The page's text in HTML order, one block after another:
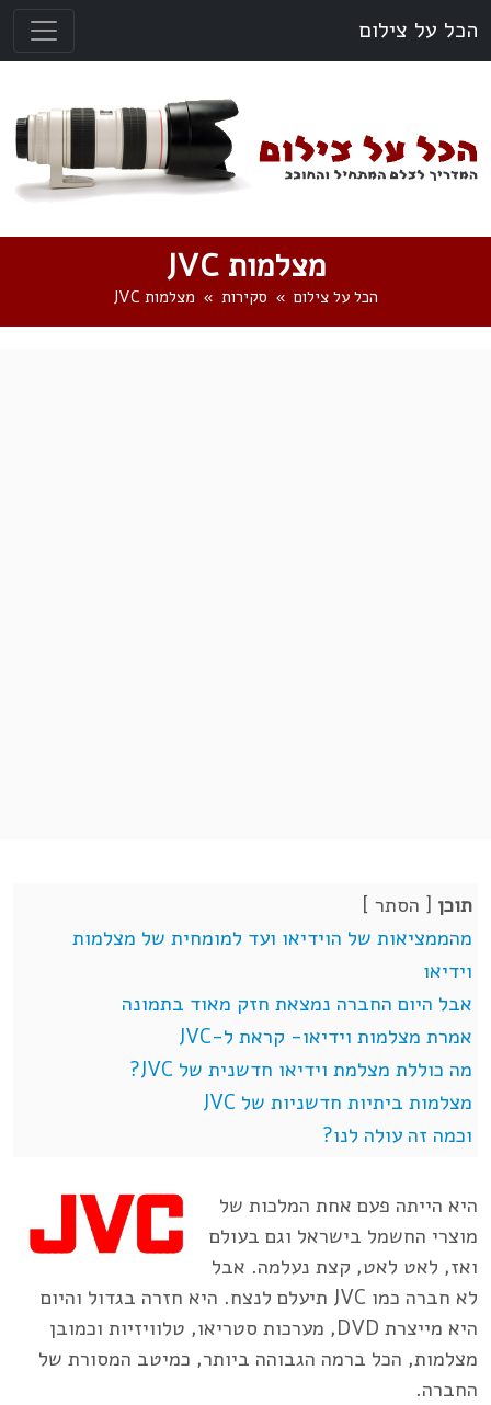
הכל על צילום
מצלמות JVC
הכל על צילום סקירות מצלמות JVC
תוכן [ הסתר ]
מהממציאות של הוידיאו ועד למומחית של מצלמות
וידיאו
אבל היום החברה נמצאת חזק מאוד בתמונה
אמרת מצלמות וידיאו- קראת ל-JVC
מה כוללת מצלמת וידיאו חדשנית של JVC?
מצלמות ביתיות חדשניות של JVC
וכמה זה עולה לנו?
היא הייתה פעם אחת המלכות של
מוצרי החשמל בישראל וגם בעולם
ואז, לאט לאט, קצת נעלמה. אבל
לא חברה כמו JVC תיעלם לנצח. היא חזרה בגדול והיום
היא מייצרת DVD, מערכות סטריאו, טלוויזיות וכמובן
מצלמות, הכל ברמה הגבוהה ביותר, כמיטב המסורת של
החברה.